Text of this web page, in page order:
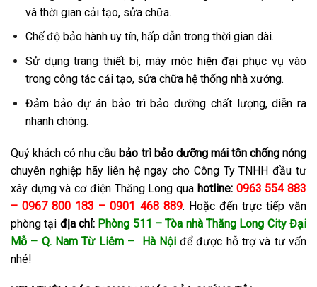
và thời gian cải tạo, sửa chữa.
Chế độ bảo hành uy tín, hấp dẫn trong thời gian dài.
Sử dụng trang thiết bị, máy móc hiện đại phục vụ vào
trong công tác cải tạo, sửa chữa hệ thống nhà xưởng.
Đảm bảo dự án bảo trì bảo dưỡng chất lượng, diễn ra
nhanh chóng.
Quý khách có nhu cầu bảo trì bảo dưỡng mái tôn chống nóng
chuyên nghiệp hãy liên hệ ngay cho Công Ty TNHH đầu tư
xây dựng và cơ điện Thăng Long qua hotline: 0963 554 883
– 0967 800 183 – 0901 468 889. Hoặc đến trực tiếp văn
phòng tại địa chỉ: Phòng 511 – Tòa nhà Thăng Long City Đại
Mỗ – Q. Nam Từ Liêm – Hà Nộiđể được hỗ trợ và tư vấn
nhé!